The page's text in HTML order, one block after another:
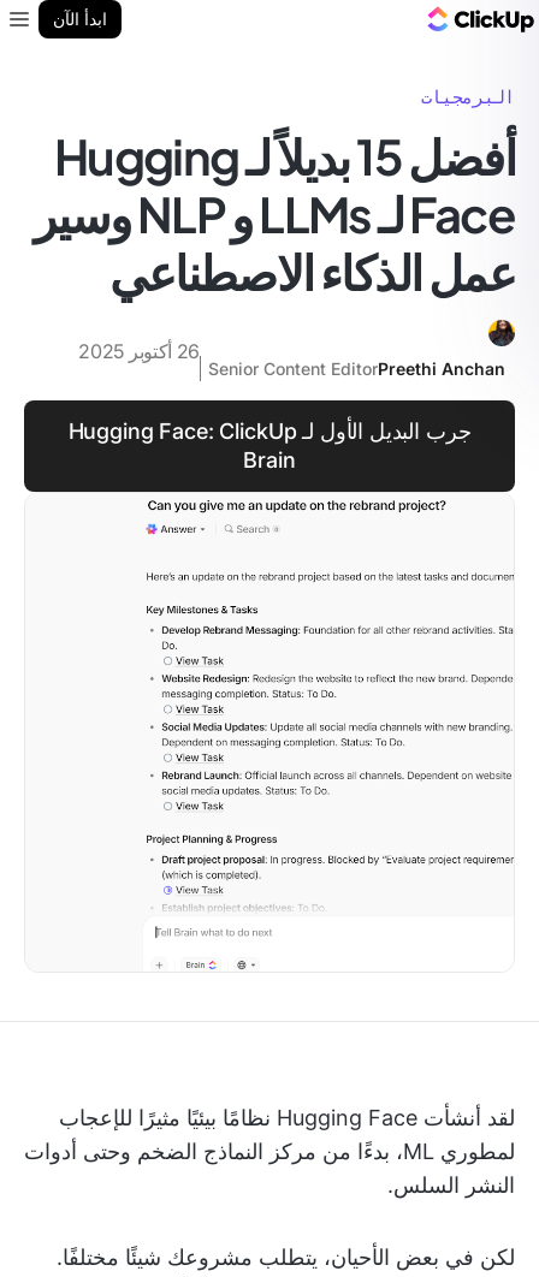
ابدأ الآن
البرمجيات
أفضل 15 بديلاً لـ Hugging
Face لـ LLMs و NLP وسير
عمل الذكاء الاصطناعي
Preethi Anchan
Senior Content Editor
26 أكتوبر 2025
جرب البديل الأول لـ Hugging Face: ClickUp
Brain
لقد أنشأت Hugging Face نظامًا بيئيًا مثيرًا للإعجاب
لمطوري ML، بدءًا من مركز النماذج الضخم وحتى أدوات
النشر السلس.
لكن في بعض الأحيان، يتطلب مشروعك شيئًا مختلفًا.